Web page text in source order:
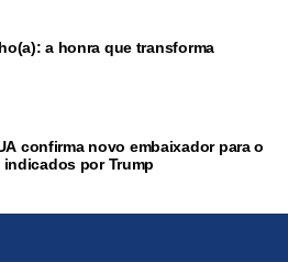
a honra que transforma
confirma novo embaixador para o
por Trump